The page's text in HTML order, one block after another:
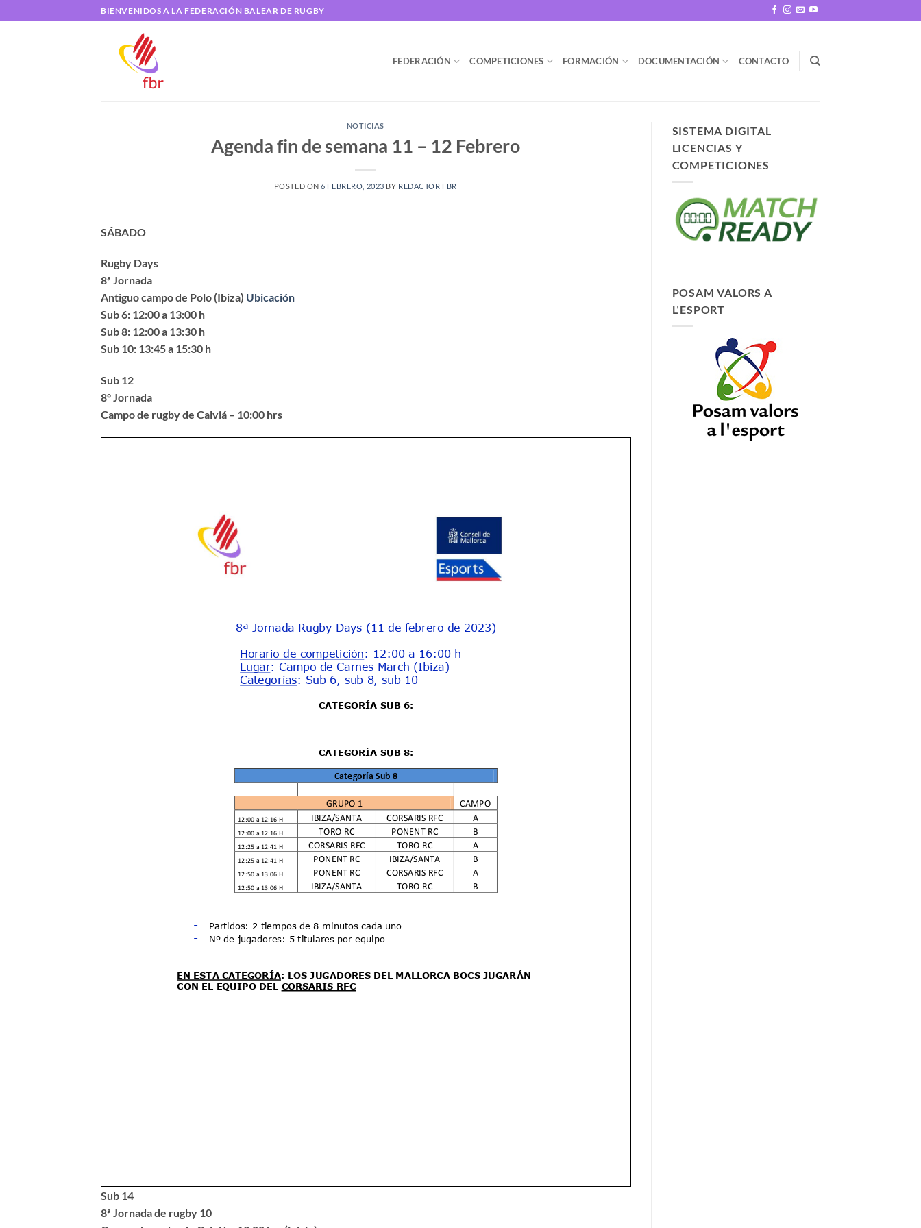
al
BIENVENIDOS A LA FEDERACIÓN BALEAR DE RUGBY
FEDERACIÓN COMPETICIONES FORMACIÓN DOCUMENTACIÓN CONTACTO
NOTICIAS
Agenda fin de semana 11 – 12 Febrero
POSTED ON6 FEBRERO, 2023 BY REDACTOR FBR
SÁBADO
Rugby Days
8ª Jornada
Antiguo campo de Polo (Ibiza) Ubicación
Sub 6: 12:00 a 13:00 h
Sub 8: 12:00 a 13:30 h
Sub 10: 13:45 a 15:30 h
Sub 12
8º Jornada
Campo de rugby de Calviá – 10:00 hrs
Sub 14
8ª Jornada de rugby 10
SISTEMA DIGITAL
LICENCIAS Y
COMPETICIONES
POSAM VALORS A
L’ESPORT